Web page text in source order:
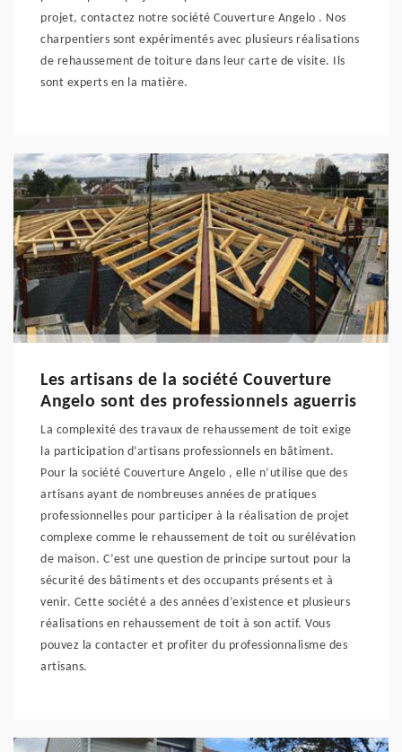
projet, contactez notre société Couverture Angelo . Nos
charpentiers sont expérimentés avec plusieurs réalisations
de rehaussement de toiture dans leur carte de visite. Ils
sont experts en la matière.
Les artisans de la société Couverture
Angelo sont des professionnels aguerris
La complexité des travaux de rehaussement de toit exige
la participation d’artisans professionnels en bâtiment.
Pour la société Couverture Angelo , elle n’utilise que des
artisans ayant de nombreuses années de pratiques
professionnelles pour participer à la réalisation de projet
complexe comme le rehaussement de toit ou surélévation
de maison. C’est une question de principe surtout pour la
sécurité des bâtiments et des occupants présents et à
venir. Cette société a des années d’existence et plusieurs
réalisations en rehaussement de toit à son actif. Vous
pouvez la contacter et profiter du professionnalisme des
artisans.